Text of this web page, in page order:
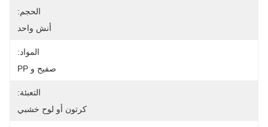
الحجم:
أنش واحد
المواد:
صفيح و PP
التعبئة:
كرتون أو لوح خشبي